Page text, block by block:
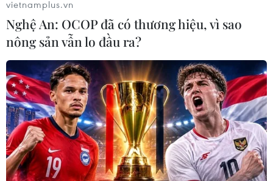
Thiếu nhi vui cùng "chị Hằng chú Cuội" ở
Trường Song ngữ Lào-Việt Nam
30/09/2023 01:37
Cùng chương trình vui Trung Thu ở Vientiane, Ban Tổ
chức mong muốn các em học sinh cảm thấy gần gũi
vietnamplus.vn
Nghệ An: OCOP đã có thương hiệu, vì sao
nông sản vẫn lo đầu ra?